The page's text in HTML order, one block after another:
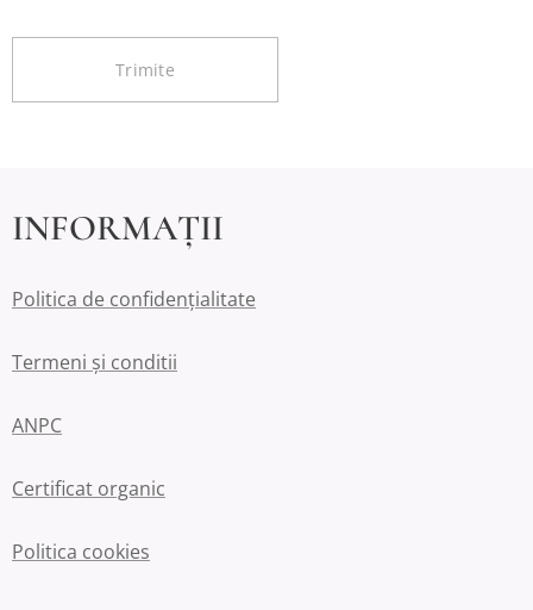
Trimite
INFORMAȚII
Politica de confidențialitate
Termeni și conditii
ANPC
Certificat organic
Politica cookies